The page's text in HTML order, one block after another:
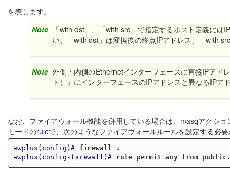
を表します。
Note
「with dst」、「with src」で指定するホスト定義には
い。「with dst」は変換後の終点IPアドレス、「with
Note 外側・内側のEthernetインターフェースに直接IPアド
ト）」にインターフェースのIPアドレスと異なるIP
なお、ファイアウォール機能を併用している場合は、masqアクシ
モードのruleで、次のようなファイアウォールルールを設定する必
awplus(config)# firewall ↓
awplus(config-firewall)#
rule permit any from